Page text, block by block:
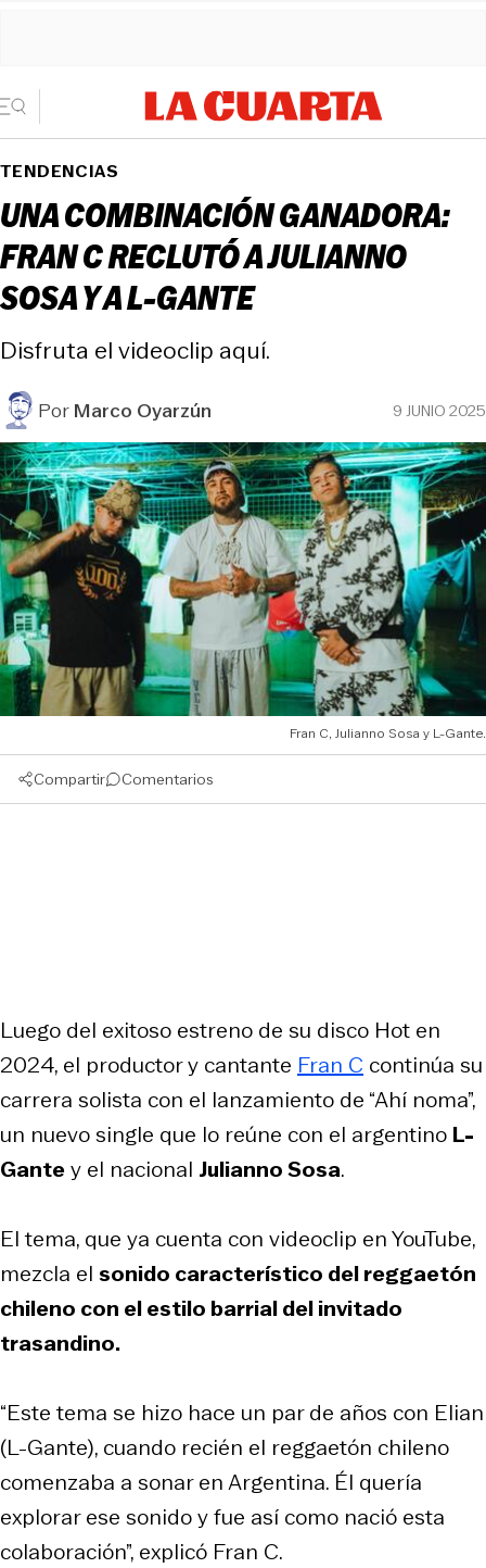
TENDENCIAS
UNA COMBINACIÓN GANADORA:
FRAN C RECLUTÓ A JULIANNO
SOSA Y A L-GANTE
Disfruta el videoclip aquí.
PorMarco Oyarzún 9 JUNIO 2025
Fran C, Julianno Sosa y L-Gante.
Compartir Comentarios
Luego del exitoso estreno de su disco Hot en
2024, el productor y cantante Fran C continúa su
carrera solista con el lanzamiento de “Ahí noma”,
un nuevo single que lo reúne con el argentino L-
Gantey el nacional Julianno Sosa.
El tema, que ya cuenta con videoclip en YouTube,
mezcla el sonido característico del reggaetón
chileno con el estilo barrial del invitado
trasandino.
“Este tema se hizo hace un par de años con Elian
(L-Gante), cuando recién el reggaetón chileno
comenzaba a sonar en Argentina. Él quería
explorar ese sonido y fue así como nació esta
colaboración”, explicó Fran C.